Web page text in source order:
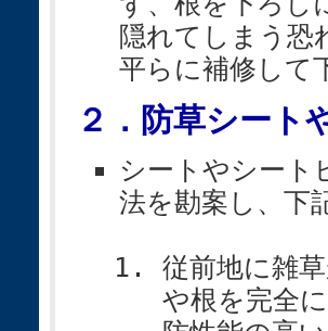
隠れてしまう恐
平らに補修して
２．防草シート
シートやシート
法を勘案し、下
従前地に雑
や根を完全